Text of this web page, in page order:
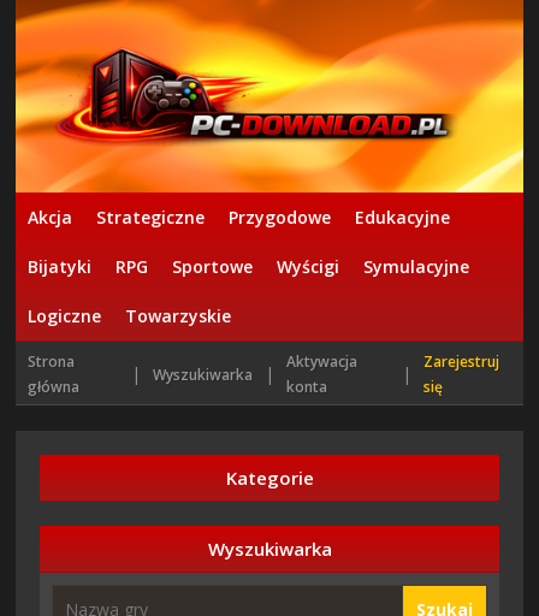
Akcja Strategiczne Przygodowe Edukacyjne
Bijatyki RPG Sportowe Wyścigi Symulacyjne
Logiczne Towarzyskie
Strona
główna
| Wyszukiwarka |
Aktywacja
konta
|
Zarejestruj
się
Kategorie
Wyszukiwarka
Szukaj